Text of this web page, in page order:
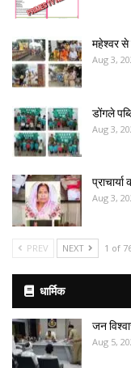
महेश्वर से
Aug 3,
डोंगले
Aug 3,
Aug 3,
PREV NEXT 1 of
धार्मिक
जन
Aug 5,